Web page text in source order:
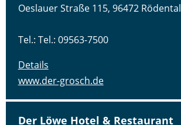
Oeslauer Straße 115, 96472 Rödental
Tel.: Tel.: 09563-7500
Details
www.der-grosch.de
Der Löwe Hotel & Restaurant